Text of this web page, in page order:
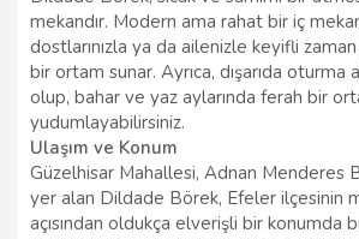
mekandır. Modern ama rahat bir iç
dostlarınızla ya da ailenizle keyifli
bir ortam sunar. Ayrıca, dışarıda oturma
olup, bahar ve yaz aylarında ferah bir
yudumlayabilirsiniz.
Ulaşım ve Konum
Güzelhisar Mahallesi, Adnan Menderes
yer alan Dildade Börek, Efeler ilçesinin
açısından oldukça elverişli bir konumda